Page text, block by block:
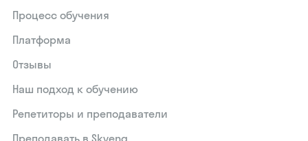
Процесс обучения
Платформа
Отзывы
Наш подход к обучению
Репетиторы и преподаватели
Преподавать в Skyeng